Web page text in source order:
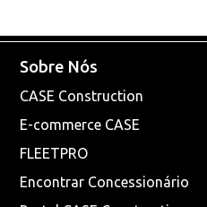
Sobre Nós
CASE Construction
E-commerce CASE
FLEETPRO
Encontrar Concessionário